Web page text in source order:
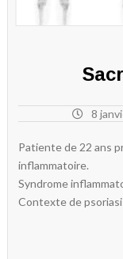
8
Patiente de 22 ans
inflammatoire.
Syndrome
Contexte de